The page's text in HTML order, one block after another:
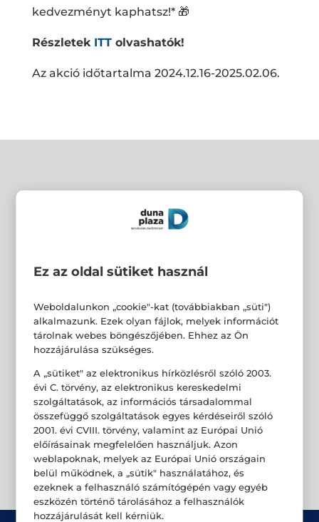
kedvezményt kaphatsz!* 🎁
Részletek ITT olvashatók!
Az akció időtartalma 2024.12.16-2025.02.06.
Ez az oldal sütiket használ
Weboldalunkon „cookie"-kat (továbbiakban „süti")
alkalmazunk. Ezek olyan fájlok, melyek információt
tárolnak webes böngészőjében. Ehhez az Ön
hozzájárulása szükséges.
A „sütiket" az elektronikus hírközlésről szóló 2003.
évi C. törvény, az elektronikus kereskedelmi
szolgáltatások, az információs társadalommal
összefüggő szolgáltatások egyes kérdéseiről szóló
2001. évi CVIII. törvény, valamint az Európai Unió
előírásainak megfelelően használjuk. Azon
weblapoknak, melyek az Európai Unió országain
belül működnek, a „sütik" használatához, és
ezeknek a felhasználó számítógépén vagy egyéb
eszközén történő tárolásához a felhasználók
hozzájárulását kell kérniük.